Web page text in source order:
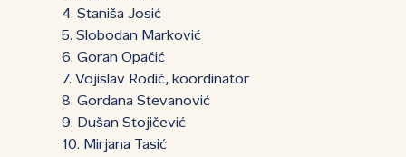
Staniša Josić
Slobodan Marković
Goran Opačić
Vojislav Rodić, koordinator
Gordana Stevanović
Dušan Stojičević
Mirjana Tasić